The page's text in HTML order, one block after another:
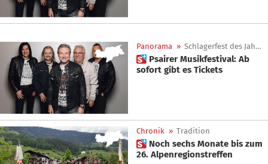
Panorama » Schlagerfest des Jahres
 Psairer Musikfestival: Ab
sofort gibt es Tickets
Chronik » Tradition
 Noch sechs Monate bis zum
26. Alpenregionstreffen